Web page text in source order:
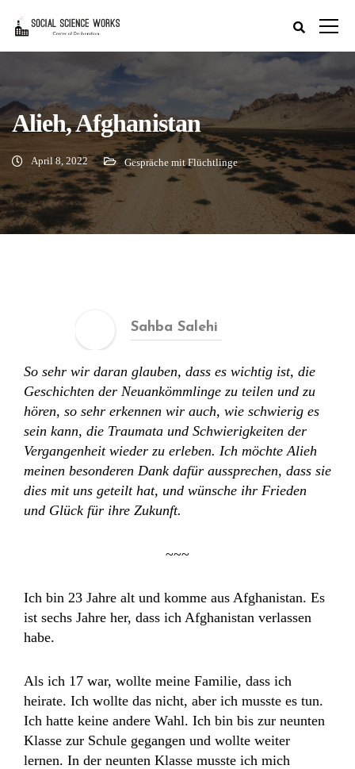
Alieh, Afghanistan
April 8, 2022 Gespräche mit Flüchtlinge
Sahba Salehi
So sehr wir daran glauben, dass es wichtig ist, die
Geschichten der Neuankömmlinge zu teilen und zu
hören, so sehr erkennen wir auch, wie schwierig es
sein kann, die Traumata und Schwierigkeiten der
Vergangenheit wieder zu erleben. Ich möchte Alieh
meinen besonderen Dank dafür aussprechen, dass sie
dies mit uns geteilt hat, und wünsche ihr Frieden
und Glück für ihre Zukunft.
~~~
Ich bin 23 Jahre alt und komme aus Afghanistan. Es
ist sechs Jahre her, dass ich Afghanistan verlassen
habe.
Als ich 17 war, wollte meine Familie, dass ich
heirate. Ich wollte das nicht, aber ich musste es tun.
Ich hatte keine andere Wahl. Ich bin bis zur neunten
Klasse zur Schule gegangen und wollte weiter
lernen. In der neunten Klasse musste ich mich